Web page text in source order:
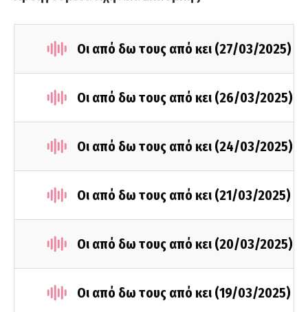
Οι από δω τους από κει (27/03/2025)
Οι από δω τους από κει (26/03/2025)
Οι από δω τους από κει (24/03/2025)
Οι από δω τους από κει (21/03/2025)
Οι από δω τους από κει (20/03/2025)
Οι από δω τους από κει (19/03/2025)